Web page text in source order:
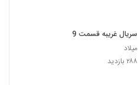
سریال غریبه قسمت 9
میلاد
۲۸۸ بازدید